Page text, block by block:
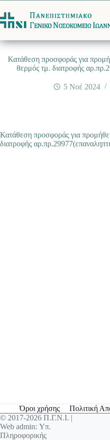
στο
περιεχόμενο
Κατάθεση προσφοράς για
θερμός τμ. διατροφής
5 Νοέ 2024
Κατάθεση προσφοράς για
διατροφής
Όροι χρήσης Πολιτική
© 2017-2026 Π.Γ.Ν.Ι. |
Web admin: Υπ.
Πληροφορικής